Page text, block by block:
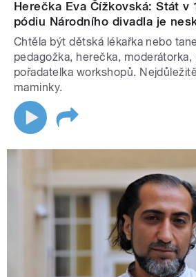
Herečka Eva Čížkovská: Stát v
pódiu Národního divadla je
Chtěla být dětská lékařka nebo
pedagožka, herečka, moderátorka,
pořadatelka workshopů.
maminky.